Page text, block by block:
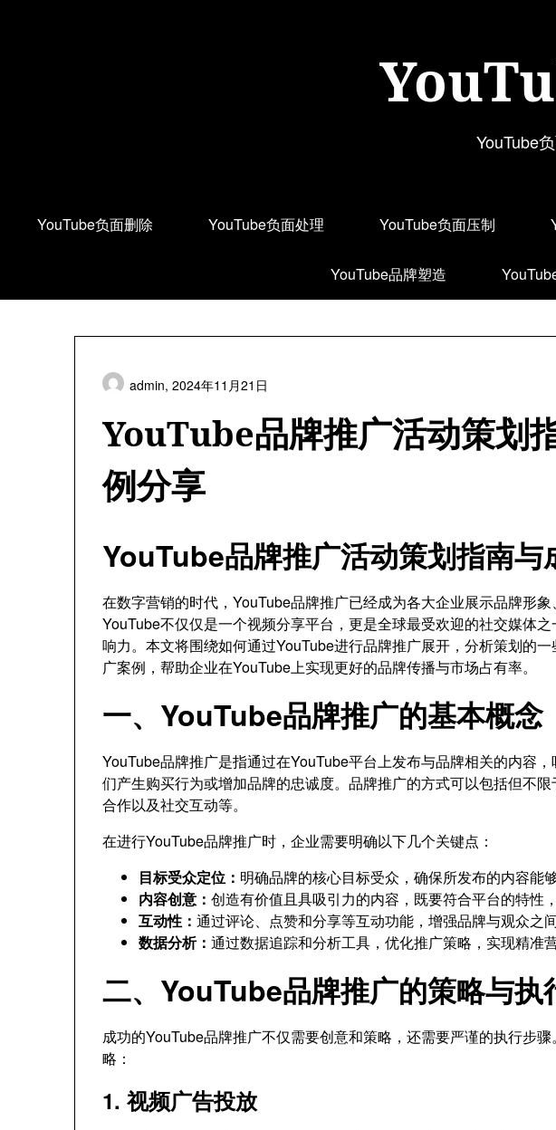
YouTube
YouTube负面删除 YouTube负面处理 YouTube负面压制
YouTube品牌塑造
YouTube品牌推广活动策划
例分享
admin, 2024年11月21日
YouTube品牌推广活动策划指南与
在数字营销的时代，YouTube品牌推广已经成为各大企业展示品牌形象
YouTube不仅仅是一个视频分享平台，更是全球最受欢迎的社交媒体
响力。本文将围绕如何通过YouTube进行品牌推广展开，分析策划的
广案例，帮助企业在YouTube上实现更好的品牌传播与市场占有率。
一、YouTube品牌推广的基本概念
YouTube品牌推广是指通过在YouTube平台上发布与品牌相关的内容
们产生购买行为或增加品牌的忠诚度。品牌推广的方式可以包括但不
合作以及社交互动等。
在进行YouTube品牌推广时，企业需要明确以下几个关键点：
目标受众定位： 明确品牌的核心目标受众，确保所发布的内容能
内容创意： 创造有价值且具吸引力的内容，既要符合平台的特性
互动性： 通过评论、点赞和分享等互动功能，增强品牌与观众之
数据分析： 通过数据追踪和分析工具，优化推广策略，实现精准营
二、YouTube品牌推广的策略与执
成功的YouTube品牌推广不仅需要创意和策略，还需要严谨的执行步
略：
1. 视频广告投放